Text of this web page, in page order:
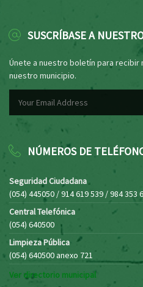
SUSCRÍBASE A
Únete a nuestro boletín para recibir
nuestro municipio.
NÚMEROS DE
Seguridad Ciudadana
(054) 445050 / 914 619 539 / 984 353
Central Telefónica
(054) 640500
Limpieza Pública
(054) 640500 anexo 721
Ver directorio municipal